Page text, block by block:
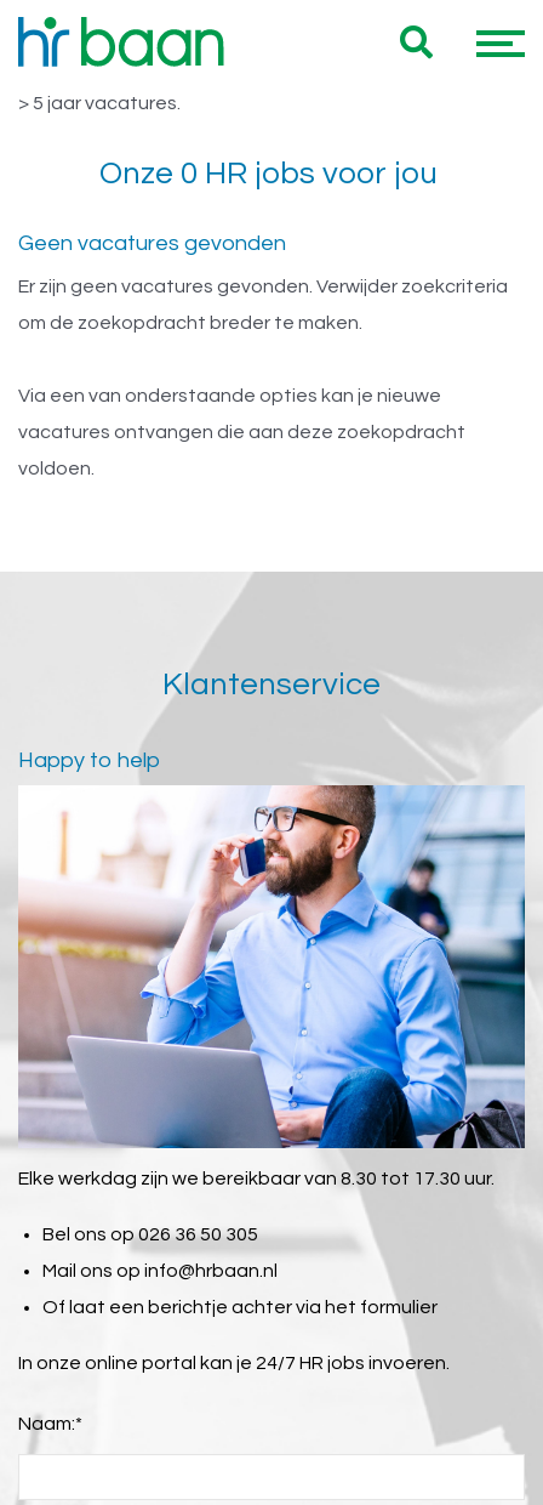
Vacatures Noord Holland > 5 jaar
Hieronder vind je een overzicht van al onze Noord Holland
> 5 jaar vacatures.
Onze 0 HR jobs voor jou
Geen vacatures gevonden
Er zijn geen vacatures gevonden. Verwijder zoekcriteria
om de zoekopdracht breder te maken.
Via een van onderstaande opties kan je nieuwe
vacatures ontvangen die aan deze zoekopdracht
voldoen.
Klantenservice
Happy to help
Elke werkdag zijn we bereikbaar van 8.30 tot 17.30 uur.
Bel ons op 026 36 50 305
Mail ons op info@hrbaan.nl
Of laat een berichtje achter via het formulier
In onze online portal kan je 24/7 HR jobs invoeren.
Naam:*